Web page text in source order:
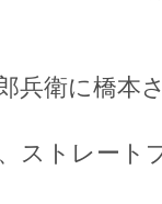
兵衛に橋本
ストレート